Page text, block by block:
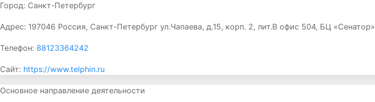
Город: Санкт-Петербург
Адрес: 197046 Россия, Санкт-Петербург ул.Чапаева, д.15, корп. 2, лит.В офис 504, БЦ «Сенатор»
Телефон: 88123364242
Сайт: https://www.telphin.ru
Основное направление деятельности